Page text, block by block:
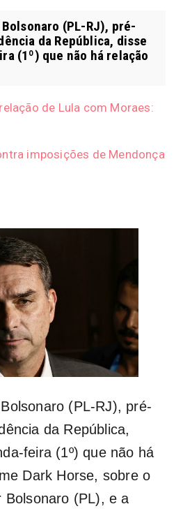
(PL-RJ), pré-
da República, disse
(1º) que não há relação
de Lula com Moraes:
imposições de Mendonça
(PL-RJ), pré-
da República,
feira (1º) que não há
Dark Horse, sobre o
Bolsonaro (PL), e a